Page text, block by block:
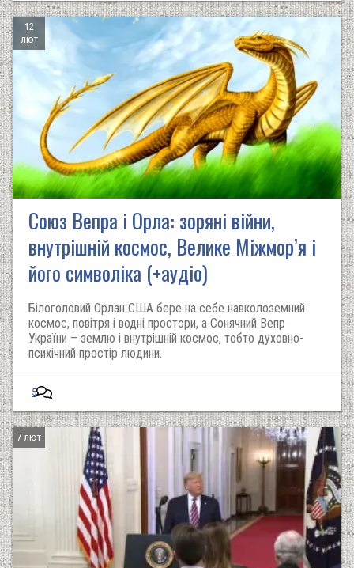
12
лют
Союз Вепра і Орла: зоряні війни,
внутрішній космос, Велике Міжмор’я і
його символіка (+аудіо)
Білоголовий Орлан США бере на себе навколоземний
космос, повітря і водні простори, а Сонячний Вепр
України – землю і внутрішній космос, тобто духовно-
психічний простір людини.
5
7 лют